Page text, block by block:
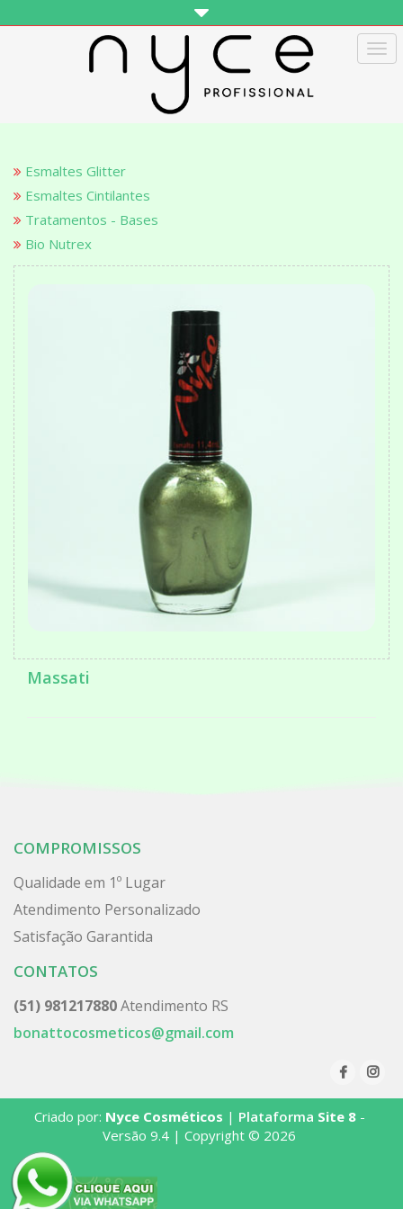
Esmaltes Glitter
Esmaltes Cintilantes
Tratamentos - Bases
Bio Nutrex
Massati
COMPROMISSOS
Qualidade em 1º Lugar
Atendimento Personalizado
Satisfação Garantida
CONTATOS
(51) 981217880Atendimento RS
bonattocosmeticos@gmail.com
Criado por: Nyce Cosméticos | Plataforma Site 8-
Versão 9.4 | Copyright © 2026